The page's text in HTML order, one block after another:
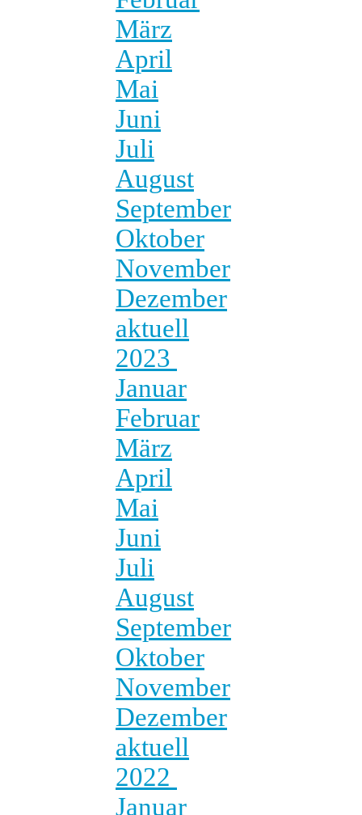
März
April
Mai
Juni
Juli
August
September
Oktober
November
Dezember
aktuell
2023
Januar
Februar
März
April
Mai
Juni
Juli
August
September
Oktober
November
Dezember
aktuell
2022
Januar